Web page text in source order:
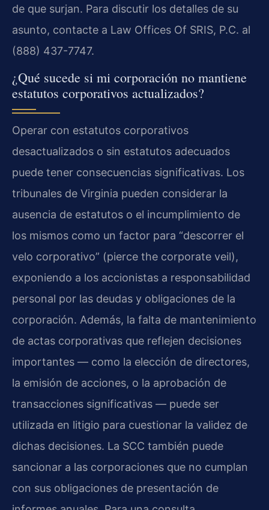
de que surjan. Para discutir los detalles de su
asunto, contacte a Law Offices Of SRIS, P.C. al
(888) 437-7747.
¿Qué sucede si mi corporación no mantiene
estatutos corporativos actualizados?
Operar con estatutos corporativos
desactualizados o sin estatutos adecuados
puede tener consecuencias significativas. Los
tribunales de Virginia pueden considerar la
ausencia de estatutos o el incumplimiento de
los mismos como un factor para “descorrer el
velo corporativo” (pierce the corporate veil),
exponiendo a los accionistas a responsabilidad
personal por las deudas y obligaciones de la
corporación. Además, la falta de mantenimiento
de actas corporativas que reflejen decisiones
importantes — como la elección de directores,
la emisión de acciones, o la aprobación de
transacciones significativas — puede ser
utilizada en litigio para cuestionar la validez de
dichas decisiones. La SCC también puede
sancionar a las corporaciones que no cumplan
con sus obligaciones de presentación de